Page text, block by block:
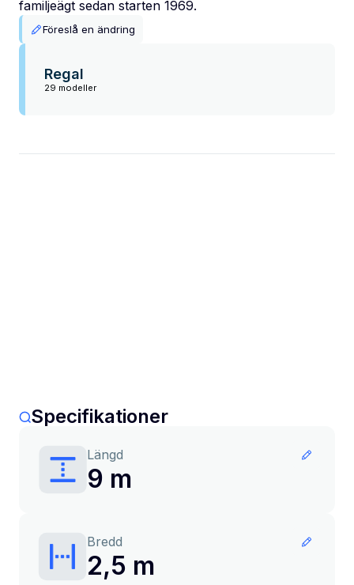
familjeägt sedan starten 1969.
Föreslå en ändring
Regal
29 modeller
Specifikationer
Längd
9 m
Bredd
2,5 m